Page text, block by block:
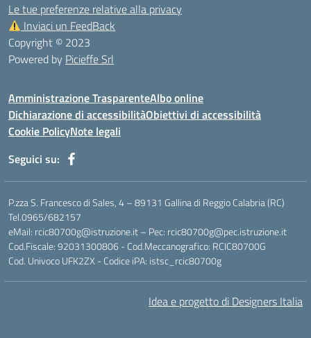
Le tue preferenze relative alla privacy
Inviaci un FeedBack
Copyright © 2023
Powered by Picieffe Srl
Amministrazione TrasparenteAlbo online
Dichiarazione di accessibilitàObiettivi di accessibilità
Cookie PolicyNote legali
Seguici su:
P.zza S. Francesco di Sales, 4 – 89131 Gallina di Reggio Calabria (RC)
Tel.0965/682157
eMail: rcic80700g@istruzione.it – Pec: rcic80700g@pec.istruzione.it
Cod.Fiscale: 92031300806 - Cod.Meccanografico: RCIC80700G
Cod. Univoco UFK2ZX - Codice iPA: istsc_rcic80700g
Idea e progetto di Designers Italia